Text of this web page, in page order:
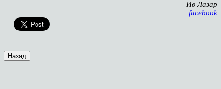
Ив Лазар
facebook